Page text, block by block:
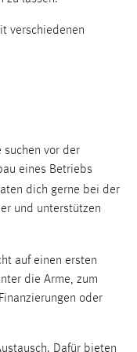
verschiedenen
suchen vor der
eines Betriebs
dich gerne bei der
und unterstützen
auf einen ersten
die Arme, zum
oder
Dafür bieten
der Website
verstehen, wie